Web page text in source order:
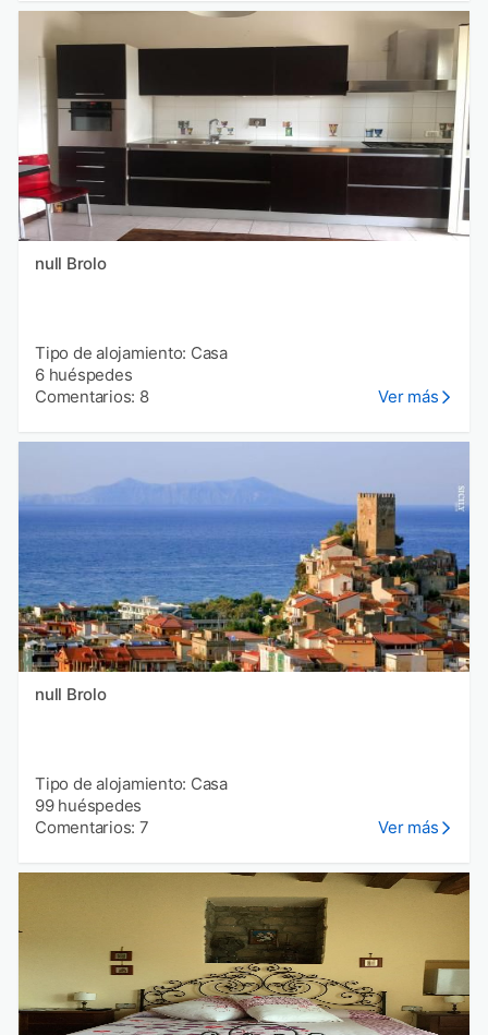
null Brolo
Tipo de alojamiento: Casa
6 huéspedes
Comentarios: 8
Ver más
null Brolo
Tipo de alojamiento: Casa
99 huéspedes
Comentarios: 7
Ver más